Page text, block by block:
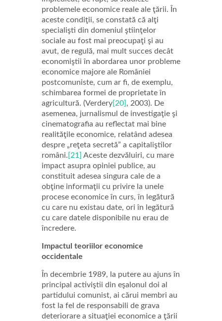
problemele economice reale ale ţării. În
aceste condiţii, se constată că alţi
specialişti din domeniul ştiinţelor
sociale au fost mai preocupaţi şi au
avut, de regulă, mai mult succes decât
economiştii în abordarea unor probleme
economice majore ale României
postcomuniste, cum ar fi, de exemplu,
schimbarea formei de proprietate în
agricultură. (Verdery[20] , 2003). De
asemenea, jurnalismul de investigaţie şi
cinematografia au reflectat mai bine
realităţile economice, relatând adesea
despre „reţeta secretă” a capitaliştilor
români. [21] Aceste dezvăluiri, cu mare
impact asupra opiniei publice, au
constituit adesea singura cale de a
obţine informaţii cu privire la unele
procese economice în curs, în legătură
cu care nu existau date, ori în legătură
cu care datele disponibile nu erau de
încredere.
Impactul teoriilor economice
occidentale
În decembrie 1989, la putere au ajuns în
principal activiştii din eşalonul doi al
partidului comunist, ai cărui membri au
fost la fel de responsabili de grava
deteriorare a situaţiei economice a ţării